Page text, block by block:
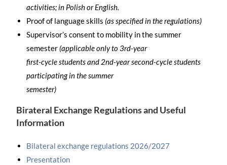
activities; in Polish or English.
Proof of language skills (as specified in the regulations)
Supervisor’s consent to mobility in the summer
semester (applicable only to 3rd-year
first-cycle students and 2nd-year second-cycle students
participating in the summer
semester)
Birateral Exchange Regulations and Useful
Information
Bilateral exchange regulations 2026/2027
Presentation